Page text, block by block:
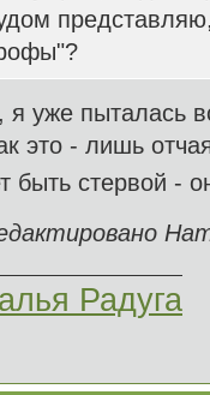
я уже пыталась
это - лишь
быть стервой -
Радуга